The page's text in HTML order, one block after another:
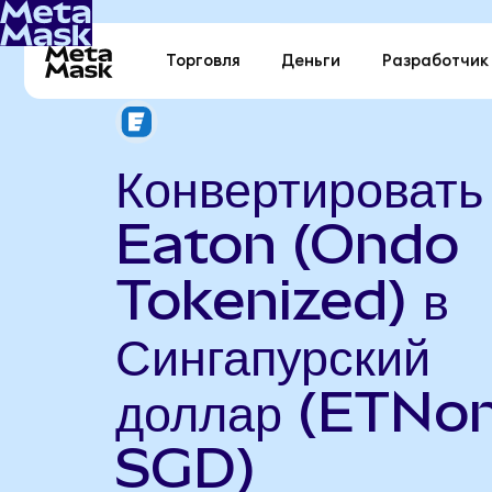
Торговля Деньги Разработчик
Конвертировать
Eaton (Ondo
Tokenized) в
Сингапурский
доллар
SGD)